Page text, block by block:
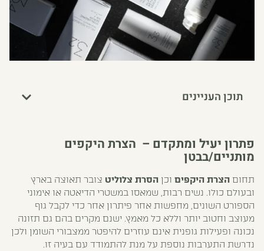
תוכן העניינים
פתרון יעיל ומתקדם – הצרת היקפים
מותניים/בבטן
תחום הצרת היקפים וכן הסרת צלוליט צובר תאוצה בארץ
ובעולם כולו. נשים רבות, שמאסו במשטרי הדיאטה או אימוני
הספורט השונים, מחפשות אחר פיתרון אחר כדי לקבל גוף
מעוצב וחטוב יותר וללא כל מאמץ. ישנם מקרים בהם גם תזונה
נכונה ופעילות גופנית אינם עוזרים להיפטר ממצבורי השומן ולכן
נדרשת התערבות נוספת על מנת להתמודד עם בעיה זו.